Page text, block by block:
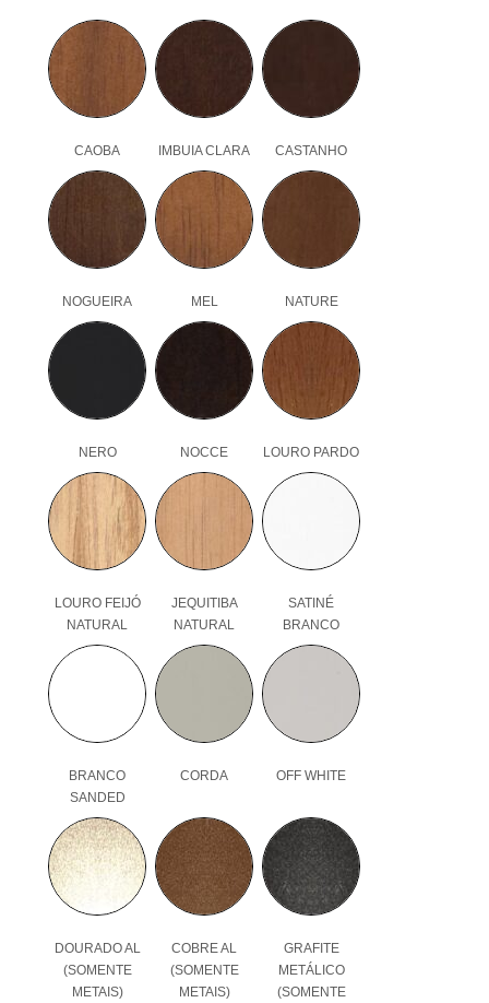
CAOBA IMBUIA CLARA CASTANHO
NOGUEIRA MEL NATURE
NERO NOCCE LOURO PARDO
LOURO FEIJÓ
NATURAL
JEQUITIBA
NATURAL
SATINÉ
BRANCO
BRANCO
SANDED
CORDA OFF WHITE
DOURADO AL
(SOMENTE
METAIS)
COBRE AL
(SOMENTE
METAIS)
GRAFITE
METÁLICO
(SOMENTE